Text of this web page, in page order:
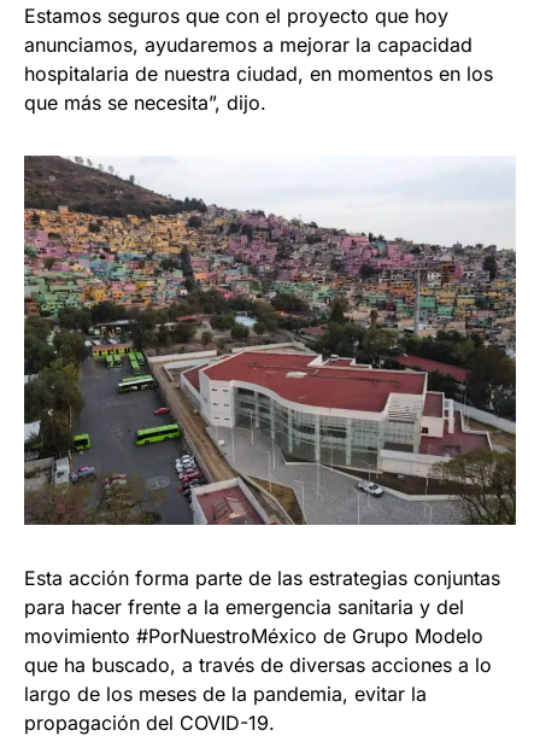
Estamos seguros que con el proyecto que hoy
anunciamos, ayudaremos a mejorar la capacidad
hospitalaria de nuestra ciudad, en momentos en los
que más se necesita”, dijo.
Esta acción forma parte de las estrategias conjuntas
para hacer frente a la emergencia sanitaria y del
movimiento #PorNuestroMéxico de Grupo Modelo
que ha buscado, a través de diversas acciones a lo
largo de los meses de la pandemia, evitar la
propagación del COVID-19.